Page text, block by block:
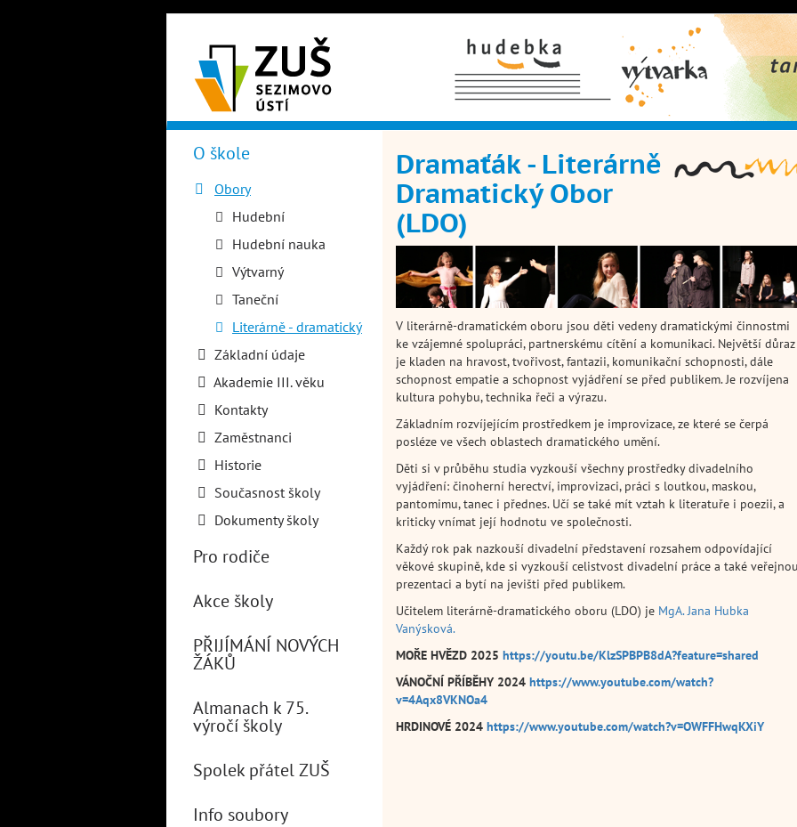
Hudební obor Výtvarný
obor
Taneční
Hlavní
O škole
Obory
Hudební
Hudební nauka
Výtvarný
Taneční
Literárně - dramatický
Základní údaje
Akademie III. věku
Kontakty
Zaměstnanci
Historie
Současnost školy
Dokumenty školy
Pro rodiče
Akce školy
PŘIJÍMÁNÍ NOVÝCH
ŽÁKŮ
Almanach k 75.
výročí školy
Spolek přátel ZUŠ
Info soubory
Dramaťák - Literárně
Dramatický Obor
(LDO)
V literárně-dramatickém oboru jsou děti vedeny dramatickými činnostmi
ke vzájemné spolupráci, partnerskému cítění a komunikaci. Největší důraz
je kladen na hravost, tvořivost, fantazii, komunikační schopnosti, dále
schopnost empatie a schopnost vyjádření se před publikem. Je rozvíjena
kultura pohybu, technika řeči a výrazu.
Základním rozvíjejícím prostředkem je improvizace, ze které se čerpá
posléze ve všech oblastech dramatického umění.
Děti si v průběhu studia vyzkouší všechny prostředky divadelního
vyjádření: činoherní herectví, improvizaci, práci s loutkou, maskou,
pantomimu, tanec i přednes. Učí se také mít vztah k literatuře i poezii, a
kriticky vnímat její hodnotu ve společnosti.
Každý rok pak nazkouší divadelní představení rozsahem odpovídající
věkové skupině, kde si vyzkouší celistvost divadelní práce a také
prezentaci a bytí na jevišti před publikem.
Učitelem literárně-dramatického oboru (LDO) je MgA. Jana Hubka
Vanýsková.
MOŘE HVĚZD 2025 https://youtu.be/KlzSPBPB8dA?feature=shared
VÁNOČNÍ PŘÍBĚHY 2024 https://www.youtube.com/watch?
v=4Aqx8VKNOa4
HRDINOVÉ 2024 https://www.youtube.com/watch?v=OWFFHwqKXiY